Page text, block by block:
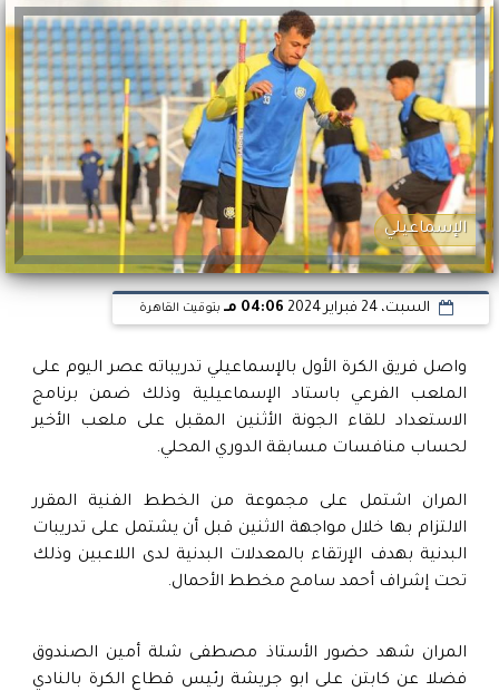
الإسماعيلي
السبت، 24 فبراير 2024 04:06 مـ بتوقيت القاهرة
واصل فريق الكرة الأول بالإسماعيلي تدريباته عصر اليوم على
الملعب الفرعي باستاد الإسماعيلية وذلك ضمن برنامج
الاستعداد للقاء الجونة الأثنين المقبل على ملعب الأخير
لحساب منافسات مسابقة الدوري المحلي.
المران اشتمل على مجموعة من الخطط الفنية المقرر
الالتزام بها خلال مواجهة الاثنين قبل أن يشتمل على تدريبات
البدنية بهدف الإرتقاء بالمعدلات البدنية لدى اللاعبين وذلك
تحت إشراف أحمد سامح مخطط الأحمال.
المران شهد حضور الأستاذ مصطفى شلة أمين الصندوق
فضلا عن كابتن على ابو جريشة رئيس قطاع الكرة بالنادي